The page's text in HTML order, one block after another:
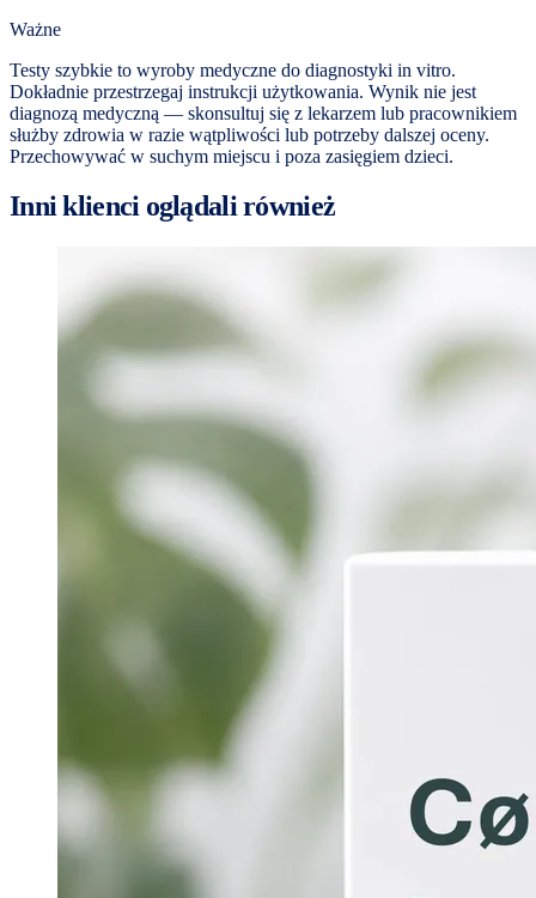
Ważne
Testy szybkie to wyroby medyczne do diagnostyki in vitro.
Dokładnie przestrzegaj instrukcji użytkowania. Wynik nie jest
diagnozą medyczną — skonsultuj się z lekarzem lub pracownikiem
służby zdrowia w razie wątpliwości lub potrzeby dalszej oceny.
Przechowywać w suchym miejscu i poza zasięgiem dzieci.
Inni klienci oglądali również